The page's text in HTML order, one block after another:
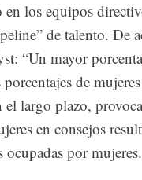
los equipos
de talento. De
“Un mayor
de
largo plazo,
en consejos
ocupadas por mujeres.